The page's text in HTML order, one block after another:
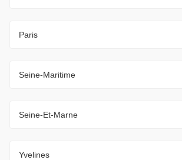
Paris
Seine-Maritime
Seine-Et-Marne
Yvelines